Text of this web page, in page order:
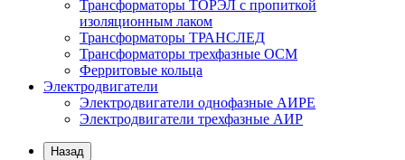
Трансформаторы ТОРЭЛ с пропиткой
изоляционным лаком
Трансформаторы ТРАНСЛЕД
Трансформаторы трехфазные ОСМ
Ферритовые кольца
Электродвигатели
Электродвигатели однофазные АИРЕ
Электродвигатели трехфазные АИР
Назад